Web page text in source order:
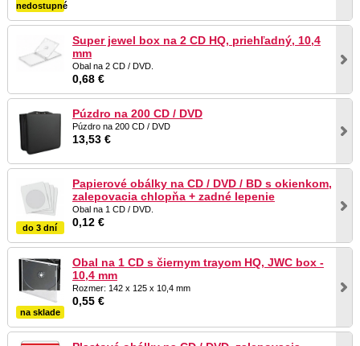
nedostupné
Super jewel box na 2 CD HQ, priehľadný, 10,4
mm
Obal na 2 CD / DVD.
0,68 €
Púzdro na 200 CD / DVD
Púzdro na 200 CD / DVD
13,53 €
do 3 dní
Papierové obálky na CD / DVD / BD s okienkom,
zalepovacia chlopňa + zadné lepenie
Obal na 1 CD / DVD.
0,12 €
na sklade
Obal na 1 CD s čiernym trayom HQ, JWC box -
10,4 mm
Rozmer: 142 x 125 x 10,4 mm
0,55 €